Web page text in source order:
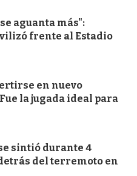
aguanta más":
frente al Estadio
en nuevo
la jugada ideal para
sintió durante 4
del terremoto en